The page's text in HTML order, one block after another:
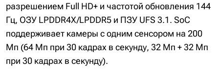
разрешением Full HD+ и частотой обновления 144
Гц, ОЗУ LPDDR4X/LPDDR5 и ПЗУ UFS 3.1. SoC
поддерживает камеры с одним сенсором на 200
Мп (64 Мп при 30 кадрах в секунду, 32 Мп + 32 Мп
при 30 кадрах в секунду).